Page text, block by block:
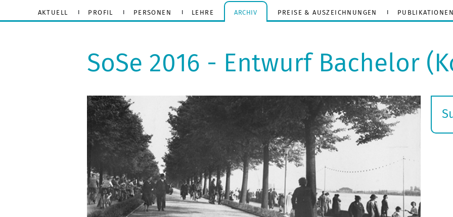
AKTUELL PROFIL PERSONEN LEHRE ARCHIV PREISE & AUSZEICHNUNGEN PUBLIKATIONEN
SoSe 2016 - Entwurf Bachelor